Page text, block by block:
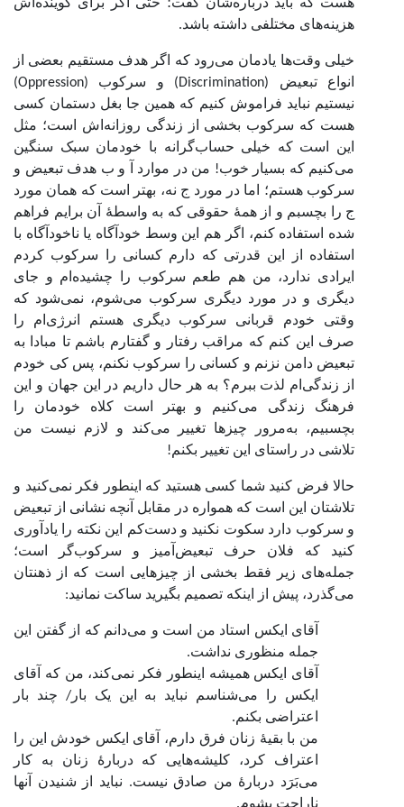
هست که باید درباره‌شان گفت؛ حتی اگر برای گوینده‌اش
هزینه‌های مختلفی داشته باشد.
خیلی‌ وقت‌ها یادمان می‌رود که اگر هدف مستقیم بعضی از
انواع تبعیض (Discrimination) و سرکوب (Oppression)
نیستیم نباید فراموش کنیم که همین جا بغل دستمان کسی
هست که سرکوب بخشی از زندگی روزانه‌اش است؛ مثل
این است که خیلی حساب‌گرانه با خودمان سبک سنگین
می‌کنیم که بسیار خوب! من در موارد آ و ب هدف تبعیض و
سرکوب هستم؛ اما در مورد ج نه، بهتر است که همان مورد
ج را بچسبم و از همۀ حقوقی که به واسطۀ آن برایم فراهم
شده استفاده کنم، اگر هم این وسط خودآگاه یا ناخودآگاه با
استفاده از این قدرتی که دارم کسانی را سرکوب کردم
ایرادی ندارد، من هم طعم سرکوب را چشیده‌ام و جای
دیگری و در مورد دیگری سرکوب می‌شوم، نمی‌شود که
وقتی خودم قربانی سرکوب دیگری هستم انرژی‌ام را
صرف این کنم که مراقب رفتار و گفتارم باشم تا مبادا به
تبعیض دامن نزنم و کسانی را سرکوب نکنم، پس کی خودم
از زندگی‌ام لذت ببرم؟ به هر حال داریم در این جهان و این
فرهنگ زندگی می‌کنیم و بهتر است کلاه خودمان را
بچسبیم، به‌مرور چیزها تغییر می‌کند و لازم نیست من
تلاشی در راستای این تغییر بکنم!
حالا فرض کنید شما کسی هستید که اینطور فکر نمی‌کنید و
تلاشتان این است که همواره در مقابل آنچه نشانی از تبعیض
و سرکوب دارد سکوت نکنید و دست‌کم این نکته را یادآوری
کنید که فلان حرف تبعیض‌آمیز و سرکوب‌گر است؛
جمله‌های زیر فقط بخشی از چیزهایی است که از ذهنتان
می‌گذرد، پیش از اینکه تصمیم بگیرید ساکت نمانید:
آقای ایکس استاد من است و می‌دانم که از گفتن این
جمله منظوری نداشت.
آقای ایکس همیشه اینطور فکر نمی‌کند، من که آقای
ایکس را می‌شناسم نباید به این یک بار/ چند بار
اعتراضی بکنم.
من با بقیۀ زنان فرق دارم، آقای ایکس خودش این را
اعتراف کرد، کلیشه‌هایی که دربارۀ زنان به کار
می‌بَرَد دربارۀ من صادق نیست. نباید از شنیدن آنها